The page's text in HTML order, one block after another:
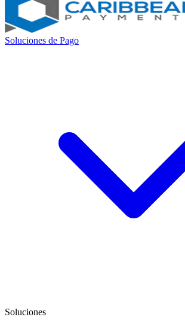
Soluciones de Pago
Soluciones